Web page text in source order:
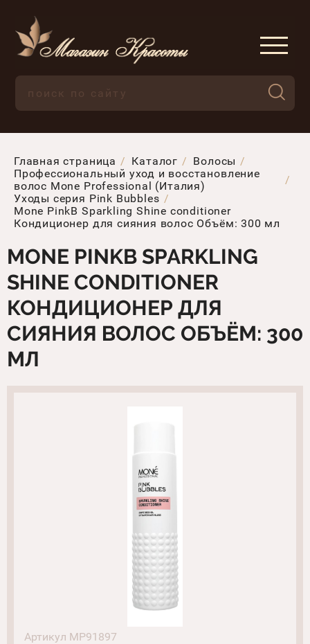
Главная страница Каталог
Волосы
Профессиональный уход и восстановление
волос Mone Professional (Италия)
Уходы серия Pink Bubbles
Mone PinkB Sparkling Shine conditioner
Кондиционер для сияния волос Объём: 300 мл
MONE PINKB SPARKLING
SHINE CONDITIONER
КОНДИЦИОНЕР ДЛЯ
СИЯНИЯ ВОЛОС ОБЪЁМ: 300
МЛ
Артикул MP91897